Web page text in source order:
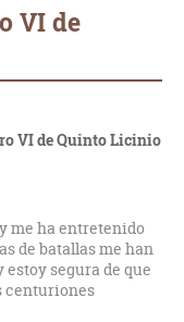
VI de
VI de Quinto Licinio
me ha entretenido
de batallas me han
segura de que
centuriones